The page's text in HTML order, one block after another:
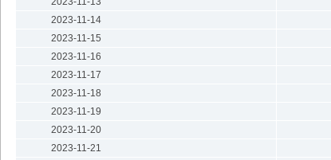
2023-11-14
2023-11-15
2023-11-16
2023-11-17
2023-11-18
2023-11-19
2023-11-20
2023-11-21